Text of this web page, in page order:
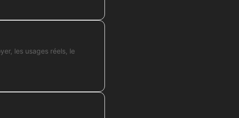
les usages réels, le